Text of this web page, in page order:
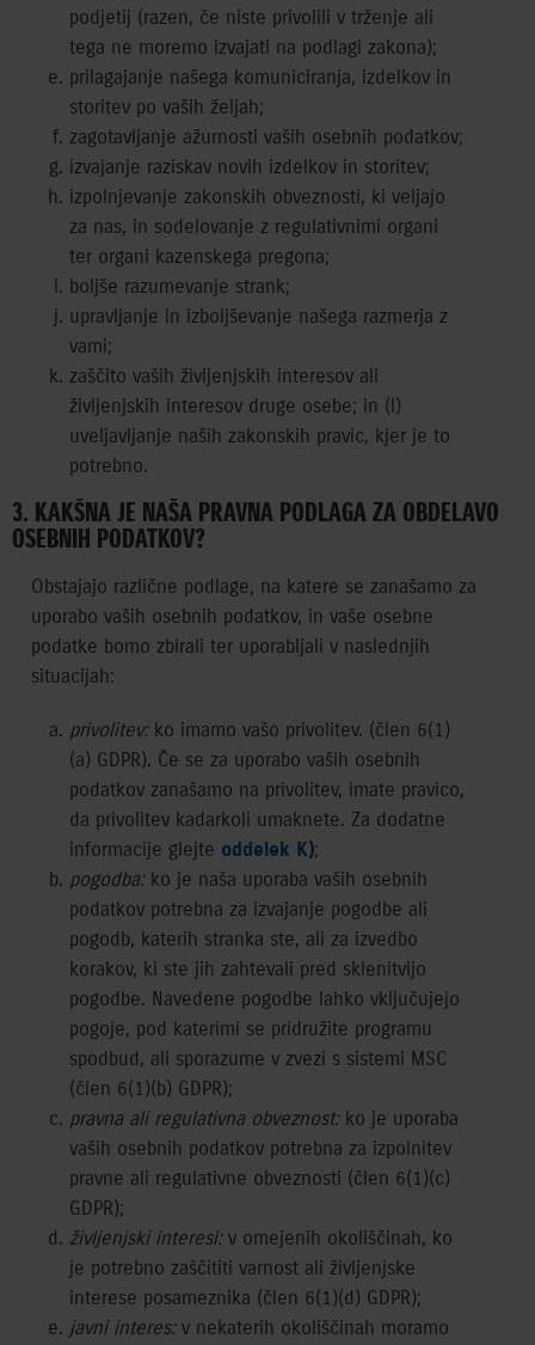
podjetij (razen, če niste privolili v trženje ali
tega ne moremo izvajati na podlagi zakona);
prilagajanje našega komuniciranja, izdelkov in
storitev po vaših željah;
zagotavljanje ažurnosti vaših osebnih podatkov;
izvajanje raziskav novih izdelkov in storitev;
izpolnjevanje zakonskih obveznosti, ki veljajo
za nas, in sodelovanje z regulativnimi organi
ter organi kazenskega pregona;
boljše razumevanje strank;
upravljanje in izboljševanje našega razmerja z
vami;
zaščito vaših življenjskih interesov ali
življenjskih interesov druge osebe; in (l)
uveljavljanje naših zakonskih pravic, kjer je to
potrebno.
3. KAKŠNA JE NAŠA PRAVNA PODLAGA ZA OBDELAVO
OSEBNIH PODATKOV?
Obstajajo različne podlage, na katere se zanašamo za
uporabo vaših osebnih podatkov, in vaše osebne
podatke bomo zbirali ter uporabljali v naslednjih
situacijah:
privolitev:ko imamo vašo privolitev. (člen 6(1)
(a) GDPR). Če se za uporabo vaših osebnih
podatkov zanašamo na privolitev, imate pravico,
da privolitev kadarkoli umaknete. Za dodatne
informacije glejte oddelek K);
pogodba:ko je naša uporaba vaših osebnih
podatkov potrebna za izvajanje pogodbe ali
pogodb, katerih stranka ste, ali za izvedbo
korakov, ki ste jih zahtevali pred sklenitvijo
pogodbe. Navedene pogodbe lahko vključujejo
pogoje, pod katerimi se pridružite programu
spodbud, ali sporazume v zvezi s sistemi MSC
(člen 6(1)(b) GDPR);
pravna ali regulativna obveznost:ko je uporaba
vaših osebnih podatkov potrebna za izpolnitev
pravne ali regulativne obveznosti (člen 6(1)(c)
GDPR);
življenjski interesi:v omejenih okoliščinah, ko
je potrebno zaščititi varnost ali življenjske
interese posameznika (člen 6(1)(d) GDPR);
javni interes:v nekaterih okoliščinah moramo